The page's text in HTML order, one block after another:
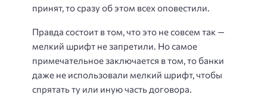
принят, то сразу об этом всех оповестили.
Правда состоит в том, что это не совсем так —
мелкий шрифт не запретили. Но самое
примечательное заключается в том, то банки
даже не использовали мелкий шрифт, чтобы
спрятать ту или иную часть договора.